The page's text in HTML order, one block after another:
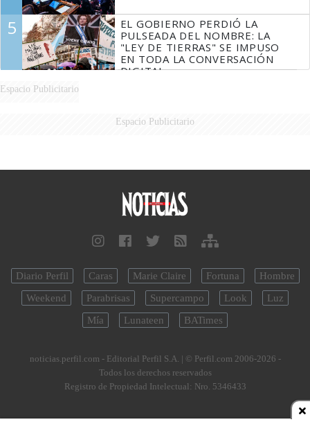
5
EL GOBIERNO PERDIÓ LA
PULSEADA DEL NOMBRE: LA
"LEY DE TIERRAS" SE IMPUSO
EN TODA LA CONVERSACIÓN
DIGITAL
Espacio Publicitario
Espacio Publicitario
Diario Perfil Caras Marie Claire Fortuna
Hombre
Weekend
Parabrisas Supercampo Look
Luz
Mía
Lunateen BATimes
noticias.perfil.com - Editorial Perfil S.A. | © Perfil.com 2006-2026 -
Todos los derechos reservados
Registro de Propiedad Intelectual: Nro. 5346433